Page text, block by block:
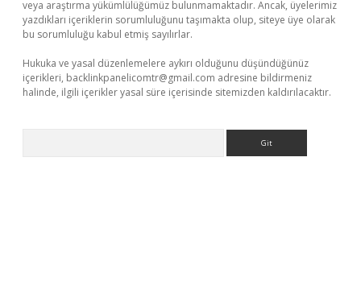
veya araştırma yükümlülüğümüz bulunmamaktadır. Ancak, üyelerimiz
yazdıkları içeriklerin sorumluluğunu taşımakta olup, siteye üye olarak
bu sorumluluğu kabul etmiş sayılırlar.
Hukuka ve yasal düzenlemelere aykırı olduğunu düşündüğünüz
içerikleri, backlinkpanelicomtr@gmail.com adresine bildirmeniz
halinde, ilgili içerikler yasal süre içerisinde sitemizden kaldırılacaktır.